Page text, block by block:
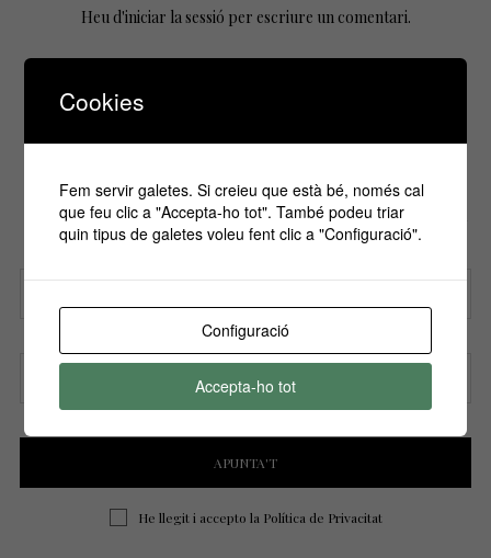
Heu d'iniciar la sessió per escriure un comentari.
Si vols estar informa't de tots els
esdeveniments, inscriu-te amb el teu email al
nostre butlletí!
Nom
Correu electrònic
He llegit i accepto la Política de Privacitat
Cookies
Fem servir galetes. Si creieu que està bé, només cal
que feu clic a "Accepta-ho tot". També podeu triar
quin tipus de galetes voleu fent clic a "Configuració".
Configuració
Accepta-ho tot